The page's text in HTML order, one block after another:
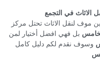
في التجمع
موف لنقل الاثاث تحتل مركز
بل فهي افضل أختيار لمن
وسوف نقدم لكم دليل كامل